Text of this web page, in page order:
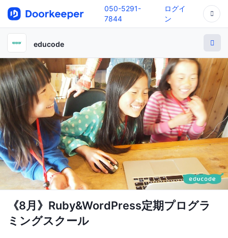
050-5291-
7844
ログイ
ン
educode
《8月》Ruby&WordPress定期プログラ
ミングスクール